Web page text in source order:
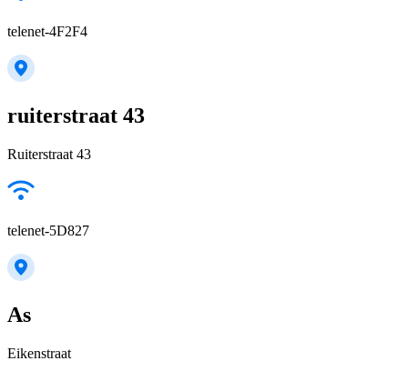
telenet-4F2F4
ruiterstraat 43
Ruiterstraat 43
telenet-5D827
As
Eikenstraat